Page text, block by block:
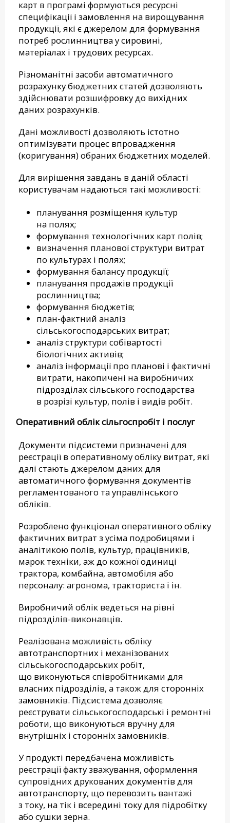
карт в програмі формуються ресурсні
специфікації і замовлення на вирощування
продукції, які є джерелом для формування
потреб рослинництва у сировині,
матеріалах і трудових ресурсах.
Різноманітні засоби автоматичного
розрахунку бюджетних статей дозволяють
здійснювати розшифровку до вихідних
даних розрахунків.
Дані можливості дозволяють істотно
оптимізувати процес впровадження
(коригування) обраних бюджетних моделей.
Для вирішення завдань в даній області
користувачам надаються такі можливості:
планування розміщення культур
на полях;
формування технологічних карт полів;
визначення планової структури витрат
по культурах і полях;
формування балансу продукції;
планування продажів продукції
рослинництва;
формування бюджетів;
план-фактний аналіз
сільськогосподарських витрат;
аналіз структури собівартості
біологічних активів;
аналіз інформації про планові і фактичні
витрати, накопичені на виробничих
підрозділах сільського господарства
в розрізі культур, полів і видів робіт.
Оперативний облік сільгоспробіт і послуг
Документи підсистеми призначені для
реєстрації в оперативному обліку витрат, які
далі стають джерелом даних для
автоматичного формування документів
регламентованого та управлінського
обліків.
Розроблено функціонал оперативного обліку
фактичних витрат з усіма подробицями і
аналітикою полів, культур, працівників,
марок техніки, аж до кожної одиниці
трактора, комбайна, автомобіля або
персоналу: агронома, тракториста і ін.
Виробничий облік ведеться на рівні
підрозділів-виконавців.
Реалізована можливість обліку
автотранспортних і механізованих
сільськогосподарських робіт,
що виконуються співробітниками для
власних підрозділів, а також для сторонніх
замовників. Підсистема дозволяє
реєструвати сільськогосподарські і ремонтні
роботи, що виконуються вручну для
внутрішніх і сторонніх замовників.
У продукті передбачена можливість
реєстрації факту зважування, оформлення
супровідних друкованих документів для
автотранспорту, що перевозить вантажі
з току, на тік і всередині току для підробітку
або сушки зерна.